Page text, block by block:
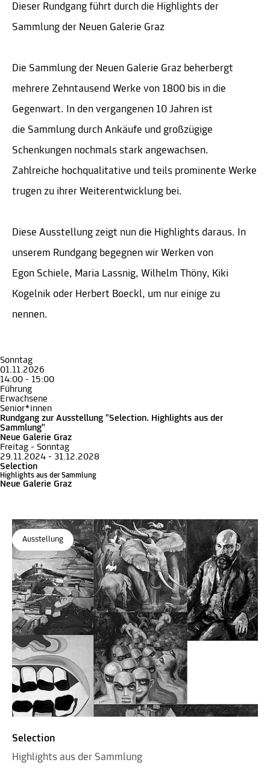
Dieser Rundgang führt durch die Highlights der
Sammlung der Neuen Galerie Graz
Die Sammlung der Neuen Galerie Graz beherbergt
mehrere Zehntausend Werke von 1800 bis in die
Gegenwart. In den vergangenen 10 Jahren ist
die Sammlung durch Ankäufe und großzügige
Schenkungen nochmals stark angewachsen.
Zahlreiche hochqualitative und teils prominente Werke
trugen zu ihrer Weiterentwicklung bei.
Diese Ausstellung zeigt nun die Highlights daraus. In
unserem Rundgang begegnen wir Werken von
Egon Schiele, Maria Lassnig, Wilhelm Thöny, Kiki
Kogelnik oder Herbert Boeckl, um nur einige zu
nennen.
Sonntag
01.11.2026
14:00 - 15:00
Führung
Erwachsene
Senior*innen
Rundgang zur Ausstellung "Selection. Highlights aus der
Sammlung"
Neue Galerie Graz
Freitag - Sonntag
29.11.2024 - 31.12.2028
Selection
Highlights aus der Sammlung
Neue Galerie Graz
Ausstellung
Selection
Highlights aus der Sammlung